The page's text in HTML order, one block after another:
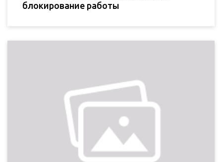
блокирование работы